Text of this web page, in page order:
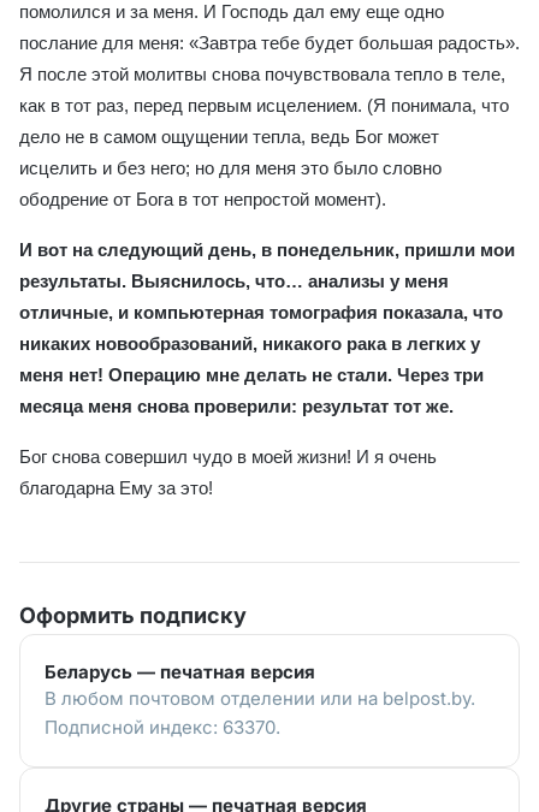
помолился и за меня. И Господь дал ему еще одно
послание для меня: «Завтра тебе будет большая радость».
Я после этой молитвы снова почувствовала тепло в теле,
как в тот раз, перед первым исцелением. (Я понимала, что
дело не в самом ощущении тепла, ведь Бог может
исцелить и без него; но для меня это было словно
ободрение от Бога в тот непростой момент).
И вот на следующий день, в понедельник, пришли мои
результаты. Выяснилось, что… анализы у меня
отличные, и компьютерная томография показала, что
никаких новообразований, никакого рака в легких у
меня нет! Операцию мне делать не стали. Через три
месяца меня снова проверили: результат тот же.
Бог снова совершил чудо в моей жизни! И я очень
благодарна Ему за это!
Оформить подписку
Беларусь — печатная версия
В любом почтовом отделении или на belpost.by.
Подписной индекс: 63370.
Другие страны — печатная версия